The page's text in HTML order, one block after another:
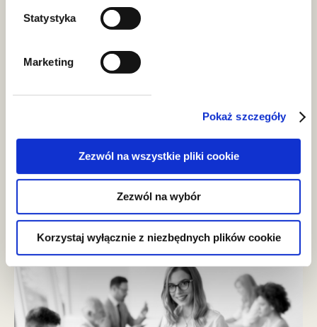
Statystyka
Marketing
Pokaż szczegóły
Zezwól na wszystkie pliki cookie
Zezwól na wybór
Korzystaj wyłącznie z niezbędnych plików cookie
alerty
Nadchodzą zmiany w cenach
transferowych